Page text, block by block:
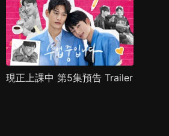
現正上課中 第5集預告 Trailer